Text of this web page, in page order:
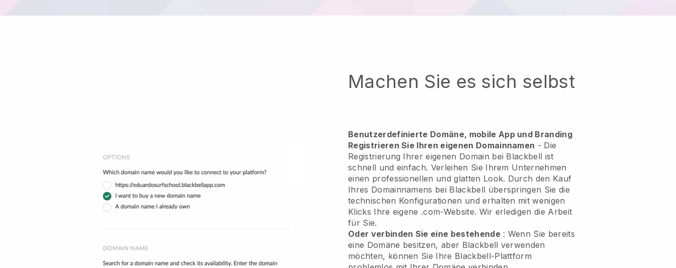
Machen Sie es sich selbst
Benutzerdefinierte Domäne, mobile App und Branding
Registrieren Sie Ihren eigenen Domainnamen - Die
Registrierung Ihrer eigenen Domain bei Blackbell ist
schnell und einfach. Verleihen Sie Ihrem Unternehmen
einen professionellen und glatten Look. Durch den Kauf
Ihres Domainnamens bei Blackbell überspringen Sie die
technischen Konfigurationen und erhalten mit wenigen
Klicks Ihre eigene .com-Website. Wir erledigen die Arbeit
für Sie.
Oder verbinden Sie eine bestehende: Wenn Sie bereits
eine Domäne besitzen, aber Blackbell verwenden
möchten, können Sie Ihre Blackbell-Plattform